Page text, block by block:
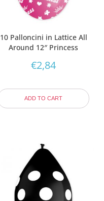
10 Palloncini in Lattice All
Around 12″ Princess
€2,84
ADD TO CART